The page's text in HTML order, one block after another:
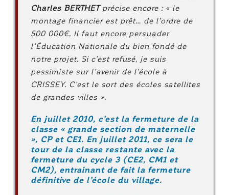
Charles BERTHETprécise encore : « le
montage financier est prêt… de l’ordre de
500 000€. Il faut encore persuader
l’Éducation Nationale du bien fondé de
notre projet. Si c’est refusé, je suis
pessimiste sur l’avenir de l’école à
CRISSEY. C’est le sort des écoles satellites
de grandes villes ».
En juillet 2010, c’est la fermeture de la
classe « grande section de maternelle
», CP et CE1. En juillet 2011, ce sera le
tour de la classe restante avec la
fermeture du cycle 3 (CE2, CM1 et
CM2), entrainant de fait la fermeture
définitive de l’école du village.